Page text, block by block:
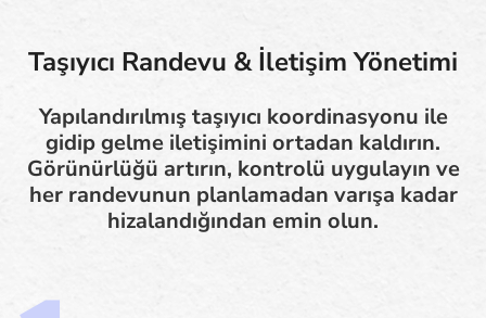
Taşıyıcı Randevu & İletişim Yönetimi
Yapılandırılmış taşıyıcı koordinasyonu ile
gidip gelme iletişimini ortadan kaldırın.
Görünürlüğü artırın, kontrolü uygulayın ve
her randevunun planlamadan varışa kadar
hizalandığından emin olun.